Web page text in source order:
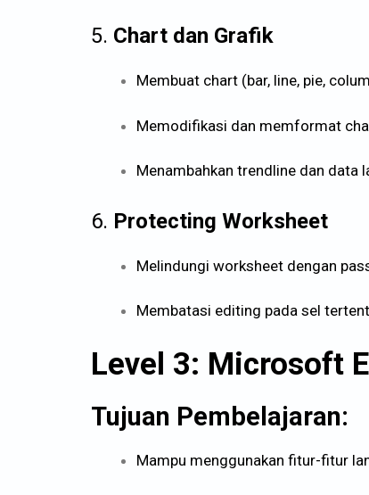
5. Chart dan Grafik
Membuat chart (bar, line, pie,
Memodifikasi dan memformat
Menambahkan trendline dan data
6. Protecting Worksheet
Melindungi worksheet dengan
Membatasi editing pada sel
Level 3: Microsoft
Tujuan Pembelajaran:
Mampu menggunakan fitur-fitur